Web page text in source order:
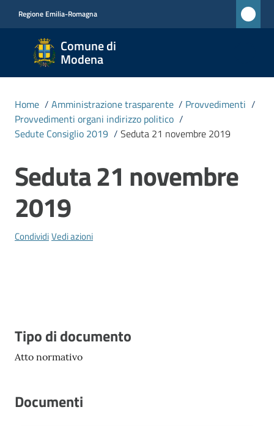
Regione Emilia-Romagna
Comune di
Modena
Comune
di
Modena
CIVICA
MONET
Amministrazione
Menu selezionato
Novità
Servizi
Home / Amministrazione trasparente / Provvedimenti /
Provvedimenti organi indirizzo politico /
Sedute Consiglio 2019 / Seduta 21 novembre 2019
Salta al contenuto
Seduta 21 novembre
2019
CondividiVedi azioni
Descrizione
Tipo di documento
Atto normativo
Documenti